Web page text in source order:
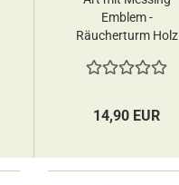
Emblem -
Räucherturm Holz
14,90 EUR